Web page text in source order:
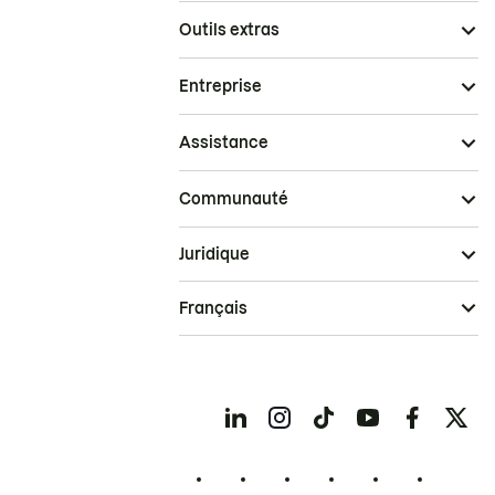
Outils extras
Entreprise
Assistance
Communauté
Juridique
Français